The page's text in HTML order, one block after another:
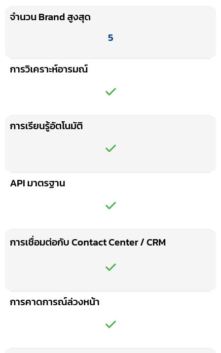
จำนวน Brand สูงสุด
5
การวิเคราะห์อารมณ์
การเรียนรู้อัตโนมัติ
API มาตรฐาน
การเชื่อมต่อกับ Contact Center / CRM
การคาดการณ์ล่วงหน้า